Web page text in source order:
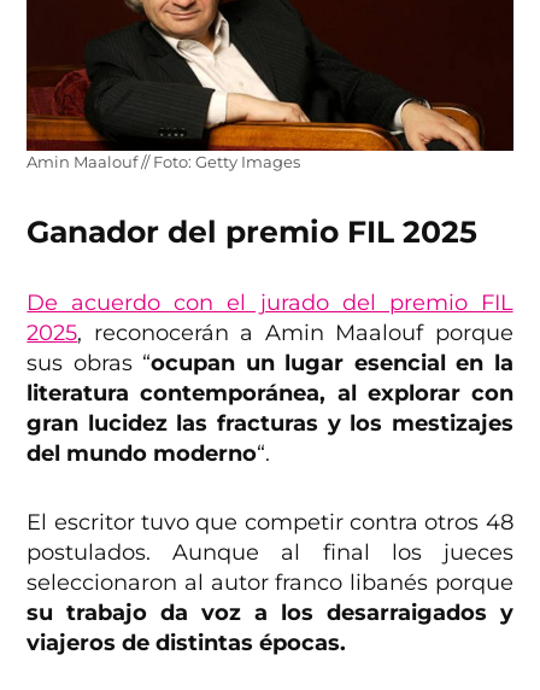
Amin Maalouf // Foto: Getty Images
Ganador del premio FIL 2025
De acuerdo con el jurado del premio FIL
2025, reconocerán a Amin Maalouf porque
sus obras “ocupan un lugar esencial en la
literatura contemporánea, al explorar con
gran lucidez las fracturas y los mestizajes
del mundo moderno“.
El escritor tuvo que competir contra otros 48
postulados. Aunque al final los jueces
seleccionaron al autor franco libanés porque
su trabajo da voz a los desarraigados y
viajeros de distintas épocas.